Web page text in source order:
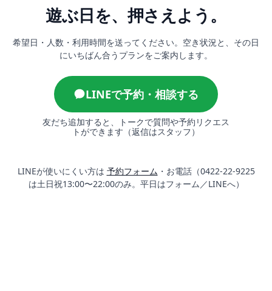
遊ぶ日を、押さえよう。
希望日・人数・利用時間を送ってください。空き状況と、その日
にいちばん合うプランをご案内します。
LINEで予約・相談する
友だち追加すると、トークで質問や予約リクエス
トができます（返信はスタッフ）
LINEが使いにくい方は 予約フォーム ・お電話（0422-22-9225
は土日祝13:00〜22:00のみ。平日はフォーム／LINEへ）